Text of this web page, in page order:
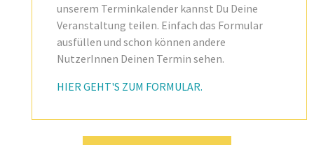
unserem Terminkalender kannst Du Deine
Veranstaltung teilen. Einfach das Formular
ausfüllen und schon können andere
NutzerInnen Deinen Termin sehen.
HIER GEHT'S ZUM FORMULAR.